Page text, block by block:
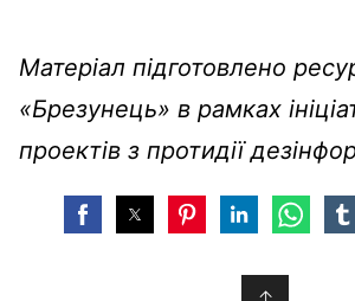
Матеріал підготовлено
«Брезунець» в рамках
проектів з протидії